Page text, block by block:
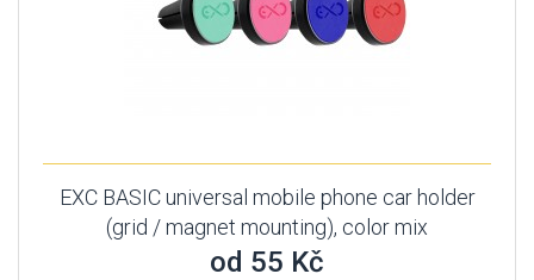
EXC BASIC universal mobile phone car holder
(grid / magnet mounting), color mix
od 55 Kč